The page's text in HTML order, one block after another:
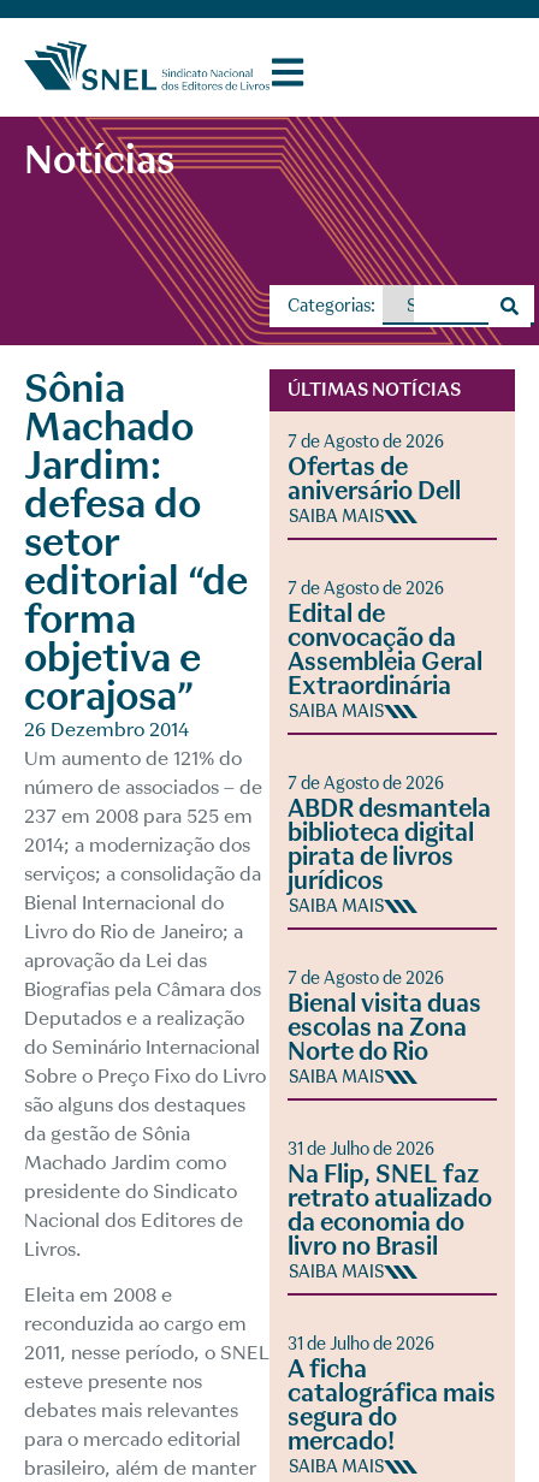
Notícias
Categorias:
Sônia
Machado
Jardim:
defesa do
setor
editorial “de
forma
objetiva e
corajosa”
26 Dezembro 2014
Um aumento de 121% do
número de associados – de
237 em 2008 para 525 em
2014; a modernização dos
serviços; a consolidação da
Bienal Internacional do
Livro do Rio de Janeiro; a
aprovação da Lei das
Biografias pela Câmara dos
Deputados e a realização
do Seminário Internacional
Sobre o Preço Fixo do Livro
são alguns dos destaques
da gestão de Sônia
Machado Jardim como
presidente do Sindicato
Nacional dos Editores de
Livros.
Eleita em 2008 e
reconduzida ao cargo em
2011, nesse período, o SNEL
esteve presente nos
debates mais relevantes
para o mercado editorial
brasileiro, além de manter
ÚLTIMAS NOTÍCIAS
7 de Agosto de 2026
Ofertas de
aniversário Dell
SAIBA MAIS
7 de Agosto de 2026
Edital de
convocação da
Assembleia Geral
Extraordinária
SAIBA MAIS
7 de Agosto de 2026
ABDR desmantela
biblioteca digital
pirata de livros
jurídicos
SAIBA MAIS
7 de Agosto de 2026
Bienal visita duas
escolas na Zona
Norte do Rio
SAIBA MAIS
31 de Julho de 2026
Na Flip, SNEL faz
retrato atualizado
da economia do
livro no Brasil
SAIBA MAIS
31 de Julho de 2026
A ficha
catalográfica mais
segura do
mercado!
SAIBA MAIS